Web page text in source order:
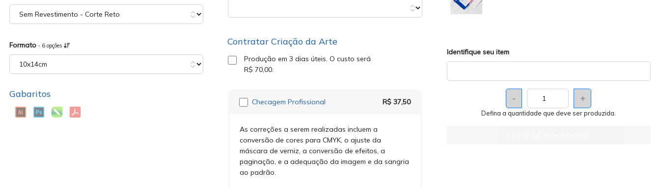
Formato - 6 opções
Gabaritos
Contratar Criação da Arte
Produção em 3 dias úteis.O custo será
R$ 70,00.
Checagem Profissional R$ 37,50
As correções a serem realizadas incluem a
conversão de cores para CMYK, o ajuste da
máscara de verniz, a conversão de efeitos, a
paginação, e a adequação da imagem e da sangria
ao padrão.
Identifique seu item
- +
Defina a quantidade que deve ser produzida.